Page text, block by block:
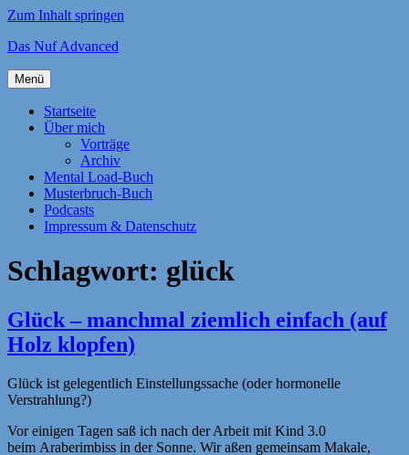
Zum Inhalt springen
Das Nuf Advanced
Menü
Startseite
Über mich
Vorträge
Archiv
Mental Load-Buch
Musterbruch-Buch
Podcasts
Impressum & Datenschutz
Schlagwort: glück
Glück – manchmal ziemlich einfach (auf
Holz klopfen)
Glück ist gelegentlich Einstellungssache (oder hormonelle
Verstrahlung?)
Vor einigen Tagen saß ich nach der Arbeit mit Kind 3.0
beim Araberimbiss in der Sonne. Wir aßen gemeinsam Makale,